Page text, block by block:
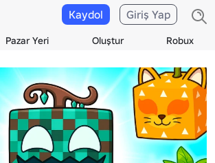
Pazar Yeri Oluştur Robux
Kaydol Giriş Yap